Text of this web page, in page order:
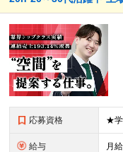
応募資格
給与